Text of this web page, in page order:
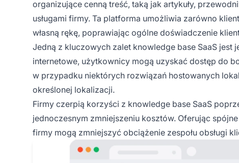
organizujące cenną treść, taką jak artykuły,
usługami firmy. Ta platforma umożliwia zarówno
własną rękę, poprawiając ogólne doświadczenie
Jedną z kluczowych zalet knowledge base SaaS jest
internetowe, użytkownicy mogą uzyskać dostęp do
w przypadku niektórych rozwiązań hostowanych
określonej lokalizacji.
Firmy czerpią korzyści z knowledge base SaaS
jednoczesnym zmniejszeniu kosztów. Oferując
firmy mogą zmniejszyć obciążenie zespołu obsługi